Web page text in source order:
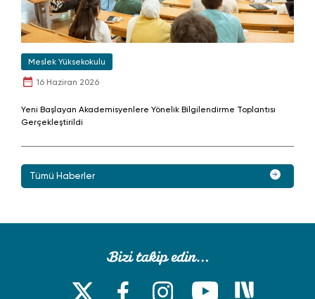
Meslek Yüksekokulu
16 Haziran 2026
Yeni Başlayan Akademisyenlere Yönelik Bilgilendirme Toplantısı
Gerçekleştirildi
Tümü Haberler